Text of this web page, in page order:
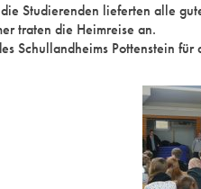
Studierenden lieferten alle
traten die Heimreise an.
Schullandheims Pottenstein